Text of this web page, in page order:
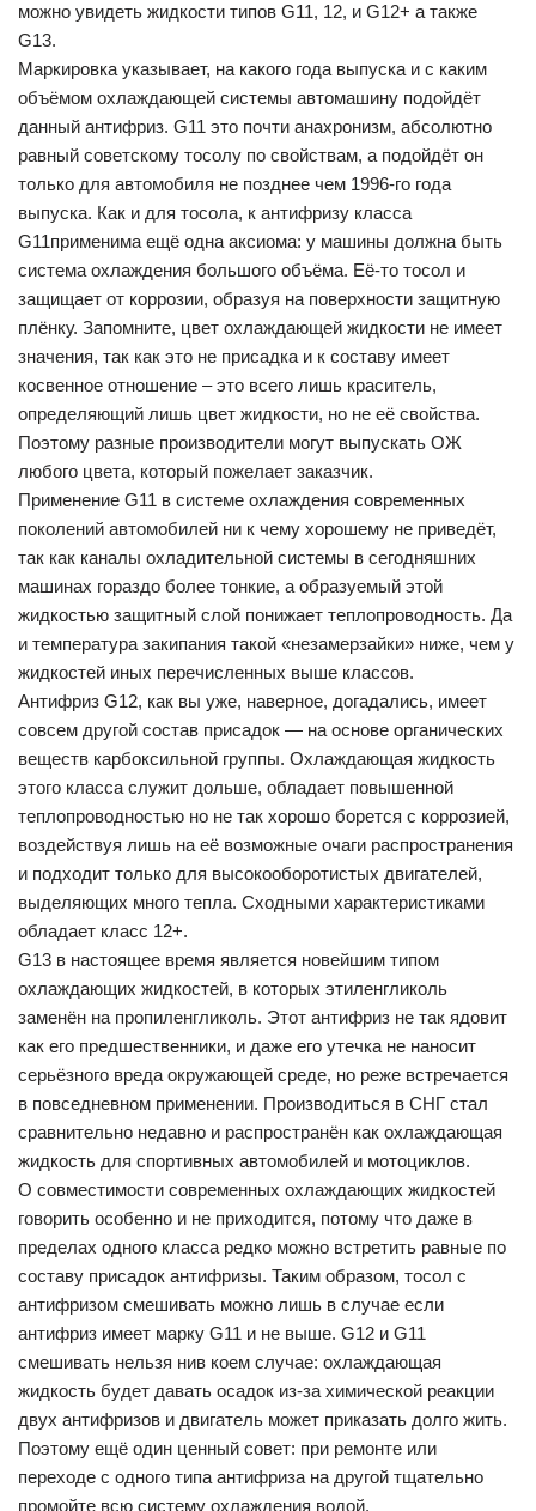
можно увидеть жидкости типов G11, 12, и G12+ а также
G13.
Маркировка указывает, на какого года выпуска и с каким
объёмом охлаждающей системы автомашину подойдёт
данный антифриз. G11 это почти анахронизм, абсолютно
равный советскому тосолу по свойствам, а подойдёт он
только для автомобиля не позднее чем 1996-го года
выпуска. Как и для тосола, к антифризу класса
G11применима ещё одна аксиома: у машины должна быть
система охлаждения большого объёма. Её-то тосол и
защищает от коррозии, образуя на поверхности защитную
плёнку. Запомните, цвет охлаждающей жидкости не имеет
значения, так как это не присадка и к составу имеет
косвенное отношение – это всего лишь краситель,
определяющий лишь цвет жидкости, но не её свойства.
Поэтому разные производители могут выпускать ОЖ
любого цвета, который пожелает заказчик.
Применение G11 в системе охлаждения современных
поколений автомобилей ни к чему хорошему не приведёт,
так как каналы охладительной системы в сегодняшних
машинах гораздо более тонкие, а образуемый этой
жидкостью защитный слой понижает теплопроводность. Да
и температура закипания такой «незамерзайки» ниже, чем у
жидкостей иных перечисленных выше классов.
Антифриз G12, как вы уже, наверное, догадались, имеет
совсем другой состав присадок — на основе органических
веществ карбоксильной группы. Охлаждающая жидкость
этого класса служит дольше, обладает повышенной
теплопроводностью но не так хорошо борется с коррозией,
воздействуя лишь на её возможные очаги распространения
и подходит только для высокооборотистых двигателей,
выделяющих много тепла. Сходными характеристиками
обладает класс 12+.
G13 в настоящее время является новейшим типом
охлаждающих жидкостей, в которых этиленгликоль
заменён на пропиленгликоль. Этот антифриз не так ядовит
как его предшественники, и даже его утечка не наносит
серьёзного вреда окружающей среде, но реже встречается
в повседневном применении. Производиться в СНГ стал
сравнительно недавно и распространён как охлаждающая
жидкость для спортивных автомобилей и мотоциклов.
О совместимости современных охлаждающих жидкостей
говорить особенно и не приходится, потому что даже в
пределах одного класса редко можно встретить равные по
составу присадок антифризы. Таким образом, тосол с
антифризом смешивать можно лишь в случае если
антифриз имеет марку G11 и не выше. G12 и G11
смешивать нельзя нив коем случае: охлаждающая
жидкость будет давать осадок из-за химической реакции
двух антифризов и двигатель может приказать долго жить.
Поэтому ещё один ценный совет: при ремонте или
переходе с одного типа антифриза на другой тщательно
промойте всю систему охлаждения водой.